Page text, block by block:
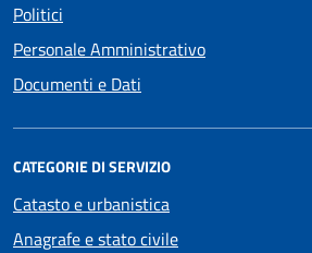
Politici
Personale Amministrativo
Documenti e Dati
CATEGORIE DI SERVIZIO
Catasto e urbanistica
Anagrafe e stato civile